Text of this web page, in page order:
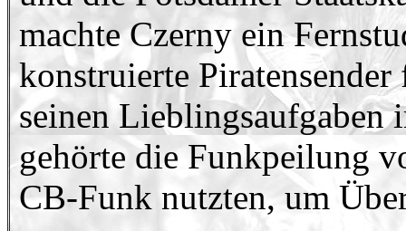
machte Czerny ein
konstruierte
seinen
gehörte die Funkpeilung
CB-Funk nutzten, um